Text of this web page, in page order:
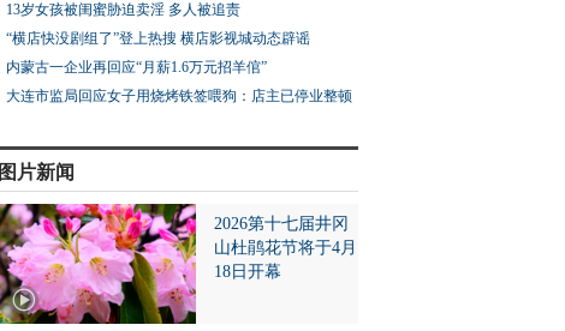
13岁女孩被闺蜜胁迫卖淫 多人被追责
“横店快没剧组了”登上热搜 横店影视城动态辟谣
内蒙古一企业再回应“月薪1.6万元招羊倌”
大连市监局回应女子用烧烤铁签喂狗：店主已停业整顿
图片新闻
2026第十七届井冈
山杜鹃花节将于4月
18日开幕